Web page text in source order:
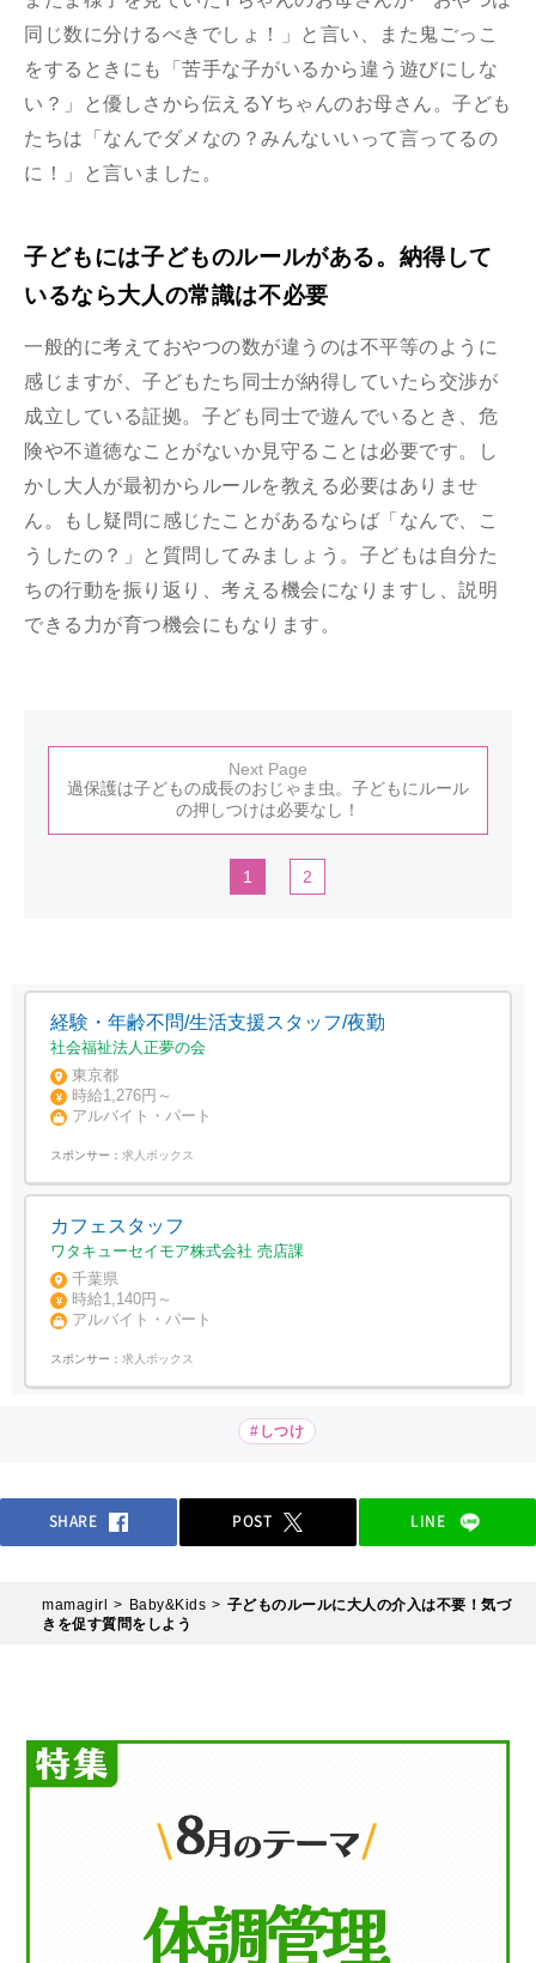
同じ数に分けるべきでしょ！」と言い、また鬼ごっこ
をするときにも「苦手な子がいるから違う遊びにしな
い？」と優しさから伝えるYちゃんのお母さん。子ども
たちは「なんでダメなの？みんないいって言ってるの
に！」と言いました。
子どもには子どものルールがある。納得して
いるなら大人の常識は不必要
一般的に考えておやつの数が違うのは不平等のように
感じますが、子どもたち同士が納得していたら交渉が
成立している証拠。子ども同士で遊んでいるとき、危
険や不道徳なことがないか見守ることは必要です。し
かし大人が最初からルールを教える必要はありませ
ん。もし疑問に感じたことがあるならば「なんで、こ
うしたの？」と質問してみましょう。子どもは自分た
ちの行動を振り返り、考える機会になりますし、説明
できる力が育つ機会にもなります。
Next Page
過保護は子どもの成長のおじゃま虫。子どもにルール
の押しつけは必要なし！
1 2
経験・年齢不問/生活支援スタッフ/夜勤
社会福祉法人正夢の会
東京都
時給1,276円～
アルバイト・パート
スポンサー： 求人ボックス
カフェスタッフ
ワタキューセイモア株式会社 売店課
千葉県
時給1,140円～
アルバイト・パート
スポンサー： 求人ボックス
#しつけ
SHARE POST LINE
mamagirl Baby&Kids
子どものルールに大人の介入は不要！気づ
きを促す質問をしよう